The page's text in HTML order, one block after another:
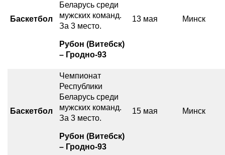
Баскетбол
Беларусь среди
мужских команд.
За 3 место.
Рубон (Витебск)
– Гродно-93
13 мая Минск
Баскетбол
Чемпионат
Республики
Беларусь среди
мужских команд.
За 3 место.
Рубон (Витебск)
– Гродно-93
15 мая Минск